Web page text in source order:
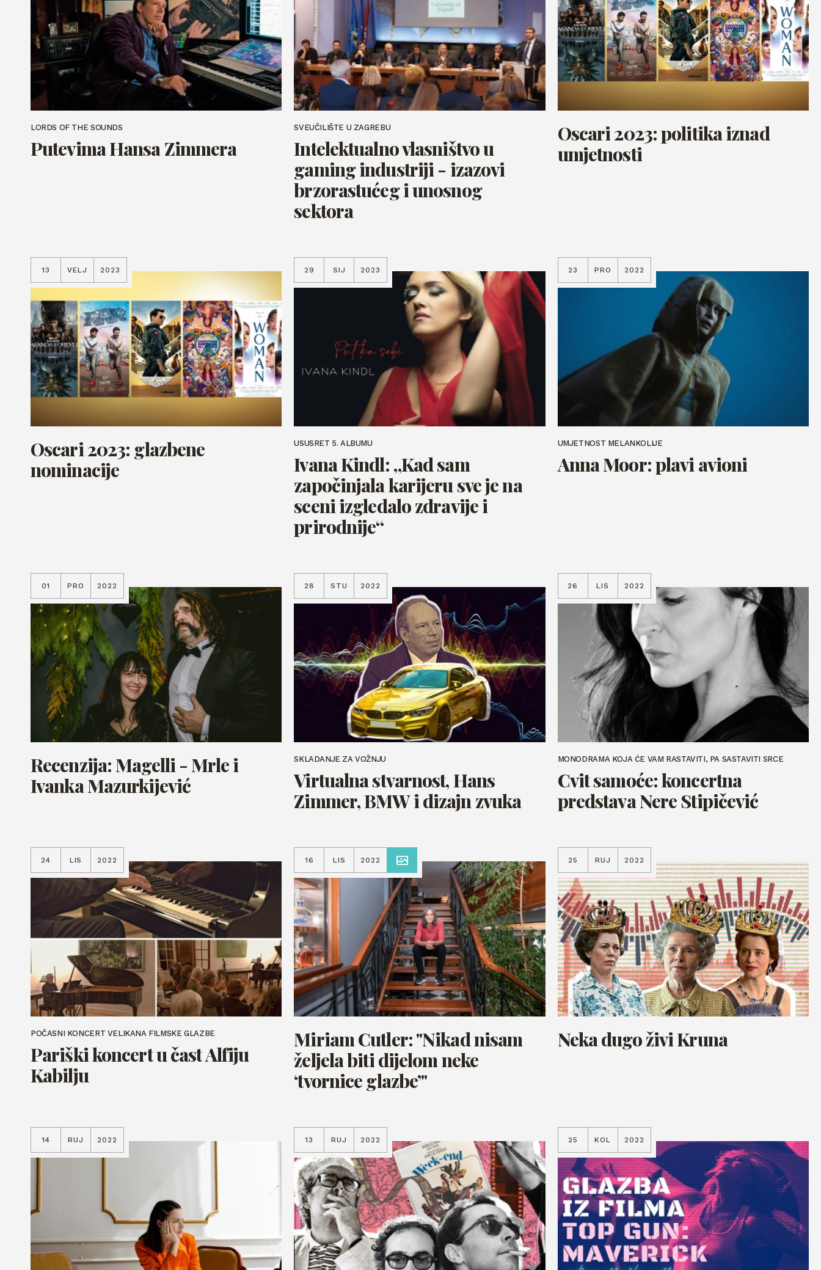
LORDS OF THE SOUNDS
Putevima Hansa Zimmera
SVEUČILIŠTE U ZAGREBU
Intelektualno vlasništvo u
gaming industriji - izazovi
brzorastućeg i unosnog
sektora
Oscari 2023: politika iznad
umjetnosti
13 VELJ 2023
Oscari 2023: glazbene
nominacije
29 SIJ 2023
USUSRET 5. ALBUMU
Ivana Kindl: „Kad sam
započinjala karijeru sve je na
sceni izgledalo zdravije i
prirodnije“
23 PRO 2022
UMJETNOST MELANKOLIJE
Anna Moor: plavi avioni
01 PRO 2022
Recenzija: Magelli - Mrle i
Ivanka Mazurkijević
28 STU 2022
SKLADANJE ZA VOŽNJU
Virtualna stvarnost, Hans
Zimmer, BMW i dizajn zvuka
26 LIS 2022
MONODRAMA KOJA ĆE VAM RASTAVITI, PA SASTAVITI SRCE
Cvit samoće: koncertna
predstava Nere Stipičević
24 LIS 2022
POČASNI KONCERT VELIKANA FILMSKE GLAZBE
Pariški koncert u čast Alfiju
Kabilju
16 LIS 2022
Miriam Cutler: "Nikad nisam
željela biti dijelom neke
‘tvornice glazbe’"
25 RUJ 2022
Neka dugo živi Kruna
14 RUJ 2022 13 RUJ 2022 25 KOL 2022